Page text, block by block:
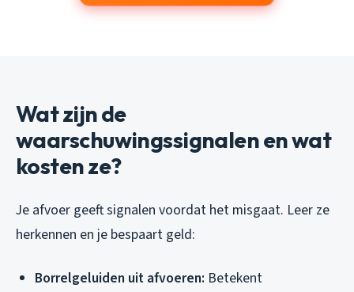
Wat zijn de
waarschuwingssignalen en wat
kosten ze?
Je afvoer geeft signalen voordat het misgaat. Leer ze
herkennen en je bespaart geld:
Borrelgeluiden uit afvoeren: Betekent